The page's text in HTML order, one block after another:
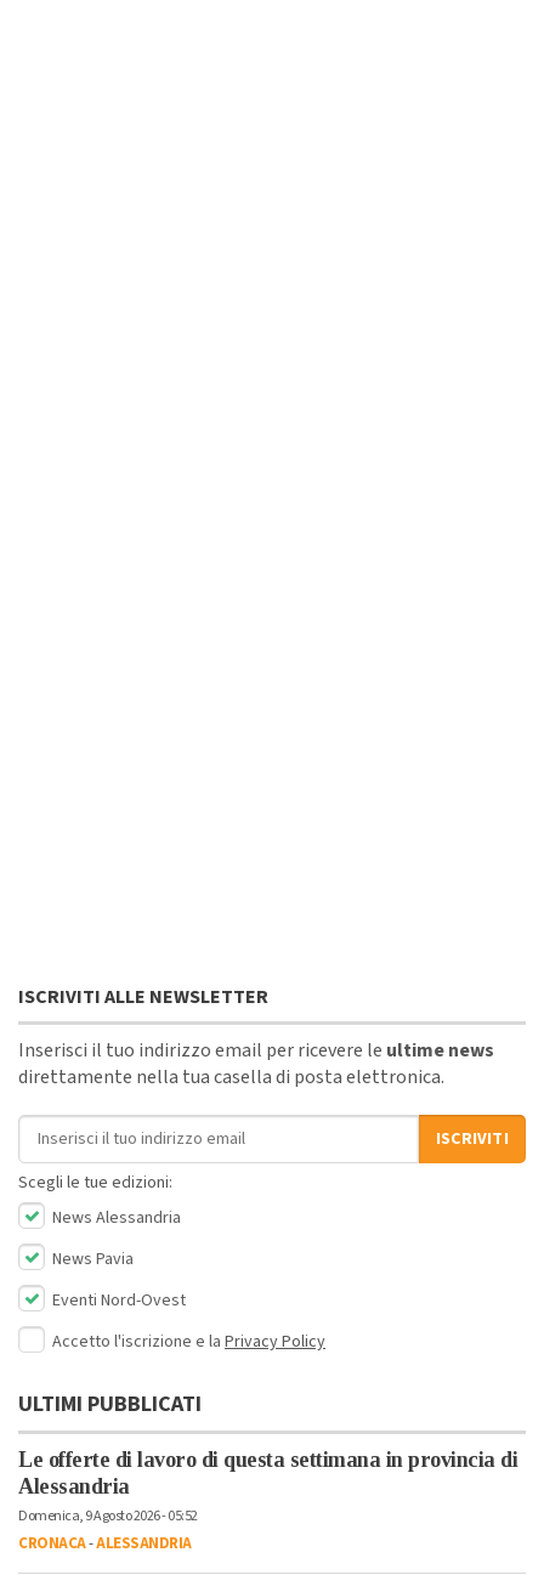
ISCRIVITI ALLE NEWSLETTER
Inserisci il tuo indirizzo email per ricevere le ultime news
direttamente nella tua casella di posta elettronica.
Indirizzo email
ISCRIVITI
Scegli le tue edizioni:
News Alessandria
News Pavia
Eventi Nord-Ovest
Accetto l'iscrizione e la Privacy Policy
ULTIMI PUBBLICATI
Le offerte di lavoro di questa settimana in provincia di
Alessandria
Domenica, 9 Agosto 2026 - 05:52
CRONACA-ALESSANDRIA